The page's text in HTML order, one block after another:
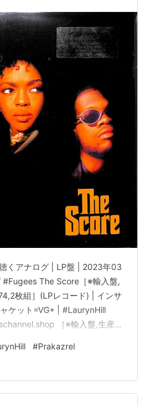
ンサート付き | 盤面=VG+
#WyclefJean 他
くアナログ | LP盤 | 2023年03
The Score［※輸入盤,
枚組］(LPレコード) | インサ
ケット=VG+ | #LaurynHill
［※輸入盤,生産
全体に白いモヤ有］
れ有|傷み有]［※保護内袋を新
］※［…
#Prakazrel